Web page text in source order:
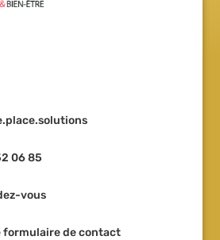
06 85
vous
formulaire de contact